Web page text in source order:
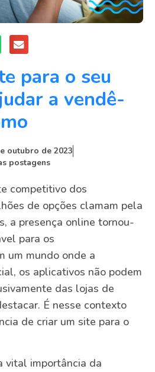
para o seu
a vendê-
outubro de 2023
postagens
competitivo dos
de opções clamam pela
a presença online tornou-
para os
um mundo onde a
os aplicativos não podem
das lojas de
É nesse contexto
de criar um site para o
vital importância da